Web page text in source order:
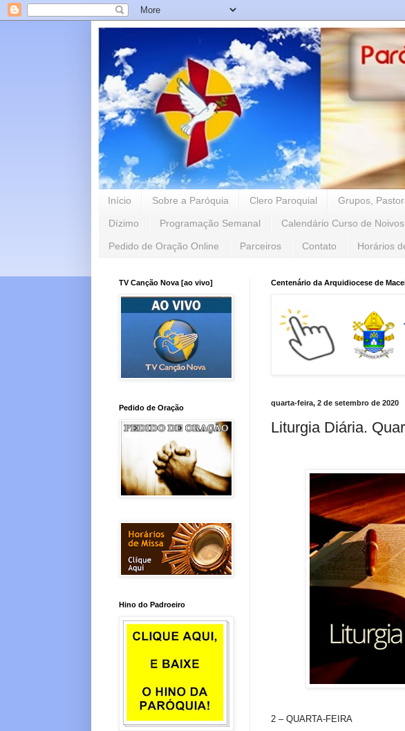
Início Sobre a Paróquia Clero Paroquial Grupos,
Dízimo Programação Semanal Calendário Curso de Noivos
Pedido de Oração Online Parceiros Contato Horários
Centenário da Arquidiocese de
quarta-feira, 2 de setembro de 2020
Liturgia Diária.
2 – QUARTA-FEIRA
TV Canção Nova [ao vivo]
Pedido de Oração
Hino do Padroeiro